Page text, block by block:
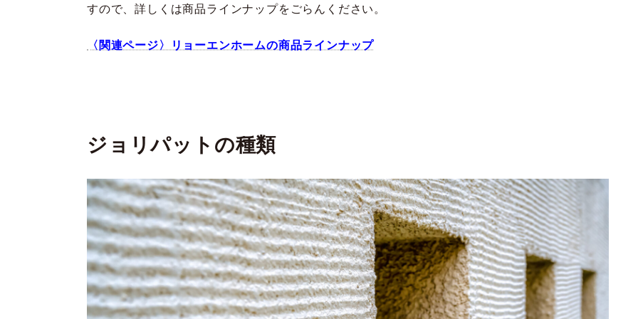
すので、詳しくは商品ラインナップをごらんください。
〈関連ページ〉リョーエンホームの商品ラインナップ
ジョリパットの種類